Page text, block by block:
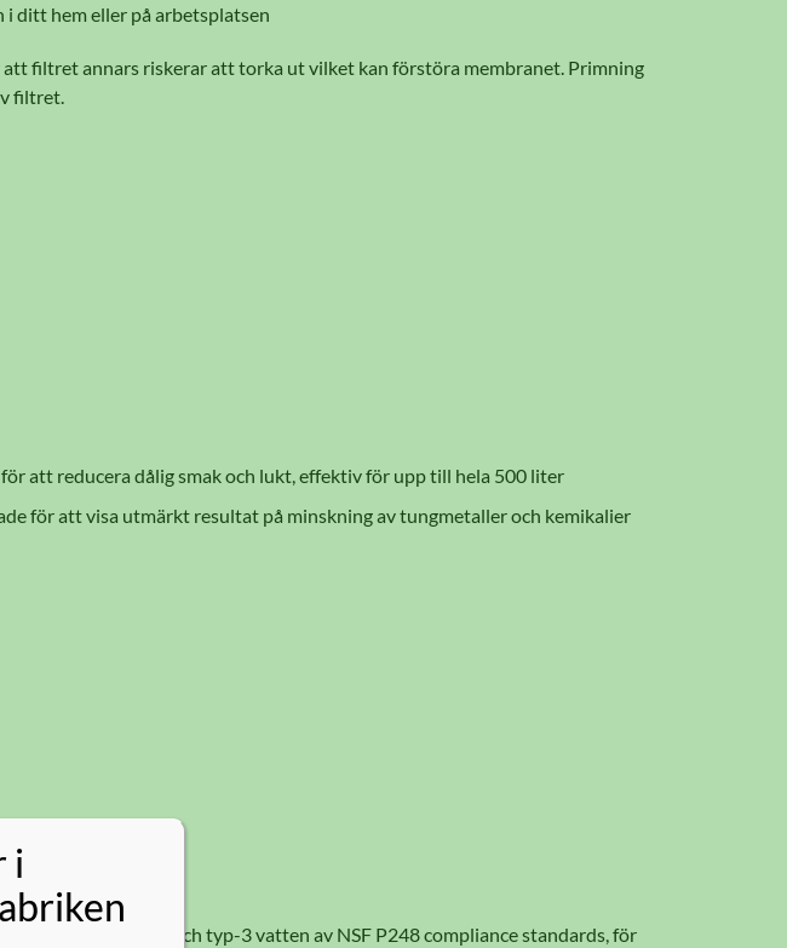
ditt hem eller på arbetsplatsen
filtret annars riskerar att torka ut vilket kan förstöra membranet. Primning
filtret.
att reducera dålig smak och lukt, effektiv för upp till hela 500 liter
för att visa utmärkt resultat på minskning av tungmetaller och kemikalier
med typ-1 och typ-3 vatten av NSF P248 compliance standards, för
i